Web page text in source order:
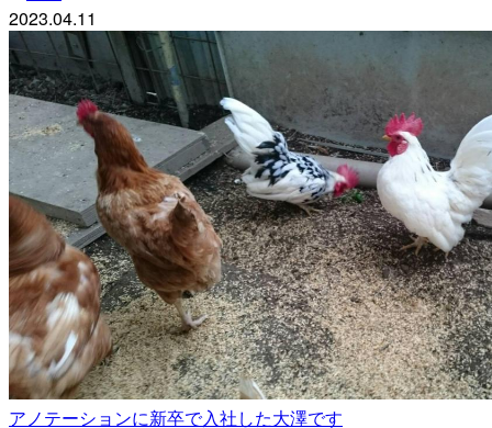
2023.04.11
アノテーションに新卒で入社した大澤です